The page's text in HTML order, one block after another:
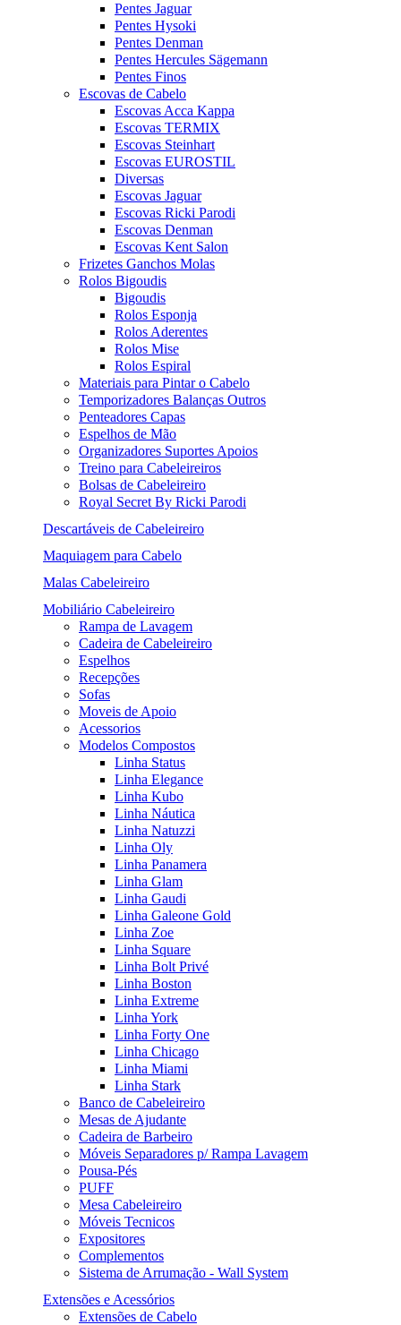
Pentes Jaguar
Pentes Hysoki
Pentes Denman
Pentes Hercules Sägemann
Pentes Finos
Escovas de Cabelo
Escovas Acca Kappa
Escovas TERMIX
Escovas Steinhart
Escovas EUROSTIL
Diversas
Escovas Jaguar
Escovas Ricki Parodi
Escovas Denman
Escovas Kent Salon
Frizetes Ganchos Molas
Rolos Bigoudis
Bigoudis
Rolos Esponja
Rolos Aderentes
Rolos Mise
Rolos Espiral
Materiais para Pintar o Cabelo
Temporizadores Balanças Outros
Penteadores Capas
Espelhos de Mão
Organizadores Suportes Apoios
Treino para Cabeleireiros
Bolsas de Cabeleireiro
Royal Secret By Ricki Parodi
Descartáveis de Cabeleireiro
Maquiagem para Cabelo
Malas Cabeleireiro
Mobiliário Cabeleireiro
Rampa de Lavagem
Cadeira de Cabeleireiro
Espelhos
Recepções
Sofas
Moveis de Apoio
Acessorios
Modelos Compostos
Linha Status
Linha Elegance
Linha Kubo
Linha Náutica
Linha Natuzzi
Linha Oly
Linha Panamera
Linha Glam
Linha Gaudi
Linha Galeone Gold
Linha Zoe
Linha Square
Linha Bolt Privé
Linha Boston
Linha Extreme
Linha York
Linha Forty One
Linha Chicago
Linha Miami
Linha Stark
Banco de Cabeleireiro
Mesas de Ajudante
Cadeira de Barbeiro
Móveis Separadores p/ Rampa Lavagem
Pousa-Pés
PUFF
Mesa Cabeleireiro
Móveis Tecnicos
Expositores
Complementos
Sistema de Arrumação - Wall System
Extensões e Acessórios
Extensões de Cabelo